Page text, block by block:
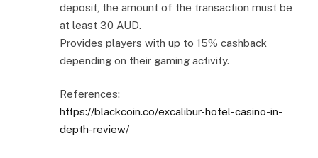
deposit, the amount of the transaction must be
at least 30 AUD.
Provides players with up to 15% cashback
depending on their gaming activity.
References:
https://blackcoin.co/excalibur-hotel-casino-in-
depth-review/